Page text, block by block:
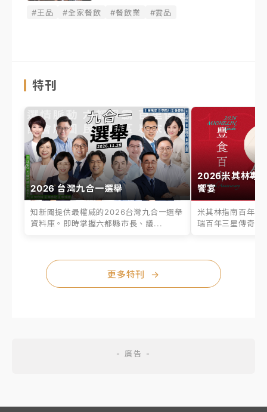
#王品 #全家餐飲 #餐飲業 #雲品
特刊
2026 台灣九合一選舉
知新聞提供最權威的2026台灣九合一選舉
資料庫。即時掌握六都縣市長、議...
2026米其林專
饗宴
米其林指南百年之
瑞百年三星傳奇、
更多特刊 →